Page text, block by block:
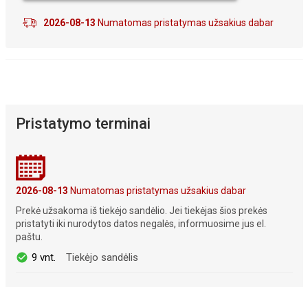
2026-08-13 Numatomas pristatymas užsakius dabar
Pristatymo terminai
2026-08-13 Numatomas pristatymas užsakius dabar
Prekė užsakoma iš tiekėjo sandėlio. Jei tiekėjas šios prekės
pristatyti iki nurodytos datos negalės, informuosime jus el.
paštu.
9 vnt. Tiekėjo sandėlis